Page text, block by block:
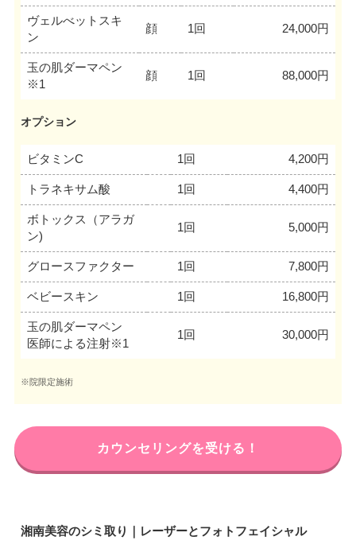
ヴェルべットスキ
ン
顔 1回 24,000円
玉の肌ダーマペン
※1
顔 1回 88,000円
オプション
ビタミンC 1回 4,200円
トラネキサム酸 1回 4,400円
ボトックス（アラガ
ン)
1回 5,000円
グロースファクター 1回 7,800円
ベビースキン 1回 16,800円
玉の肌ダーマペン
医師による注射※1
1回 30,000円
※院限定施術
カウンセリングを受ける！
湘南美容のシミ取り｜レーザーとフォトフェイシャル